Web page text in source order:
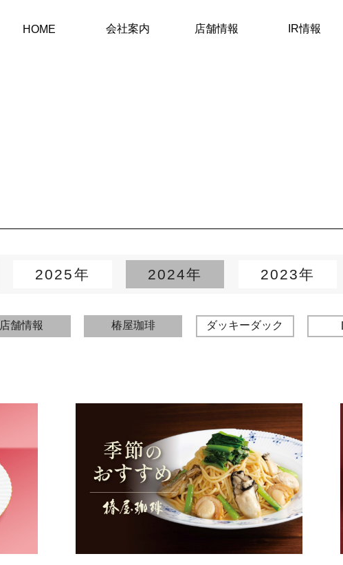
HOME 会社案内 店舗情報 IR情報
2025年 2024年 2023年
店舗情報 椿屋珈琲 ダッキーダック